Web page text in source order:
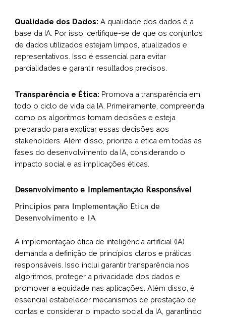
Qualidade dos Dados: A qualidade dos dados é a
base da IA. Por isso, certifique-se de que os conjuntos
de dados utilizados estejam limpos, atualizados e
representativos. Isso é essencial para evitar
parcialidades e garantir resultados precisos.
Transparência e Ética: Promova a transparência em
todo o ciclo de vida da IA. Primeiramente, compreenda
como os algoritmos tomam decisões e esteja
preparado para explicar essas decisões aos
stakeholders. Além disso, priorize a ética em todas as
fases do desenvolvimento da IA, considerando o
impacto social e as implicações éticas.
Desenvolvimento e Implementação Responsável
Princípios para Implementação Ética de
Desenvolvimento e IA
A implementação ética de inteligência artificial (IA)
demanda a definição de princípios claros e práticas
responsáveis. Isso inclui garantir transparência nos
algoritmos, proteger a privacidade dos dados e
promover a equidade nas aplicações. Além disso, é
essencial estabelecer mecanismos de prestação de
contas e considerar o impacto social da IA, garantindo